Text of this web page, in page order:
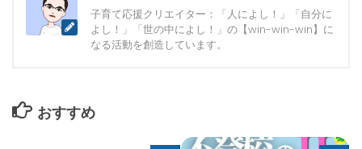
子育て応援クリエイター：「人によし！」「自分に
よし！」「世の中によし！」の【win-win-win】に
なる活動を創造しています。
おすすめ